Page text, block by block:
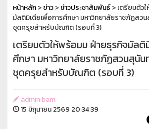
หน้าหลัก>ข่าว>ข่าวประชาสัมพันธ์> เตรียมตัว
มัลติมิเดียเพื่อการศึกษา มหาวิทยาลัยราชภัฏสว
ชุดครุยสำหรับบัณฑิต (รอบที่ 3)
เตรียมตัวให้พร้อมม ฝ่ายธุรกิจมัลติ
ศึกษา มหาวิทยาลัยราชภัฏสวนสุนั
ชุดครุยสำหรับบัณฑิต (รอบที่ 3)
admin bam
15 มิถุนายน 2569 20:34:39